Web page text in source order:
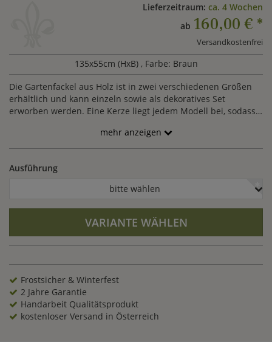
Lieferzeitraum: ca. 4 Wochen
ab 160,00 € *
Versandkostenfrei
135x55cm (HxB) , Farbe: Braun
Die Gartenfackel aus Holz ist in zwei verschiedenen Größen
erhältlich und kann einzeln sowie als dekoratives Set
erworben werden. Eine Kerze liegt jedem Modell bei, sodass
Balkons im Kerzenschein genießen können.
mehr anzeigen
Ausführung
bitte wählen
VARIANTE WÄHLEN
Frostsicher & Winterfest
2 Jahre Garantie
Handarbeit Qualitätsprodukt
kostenloser Versand in Österreich